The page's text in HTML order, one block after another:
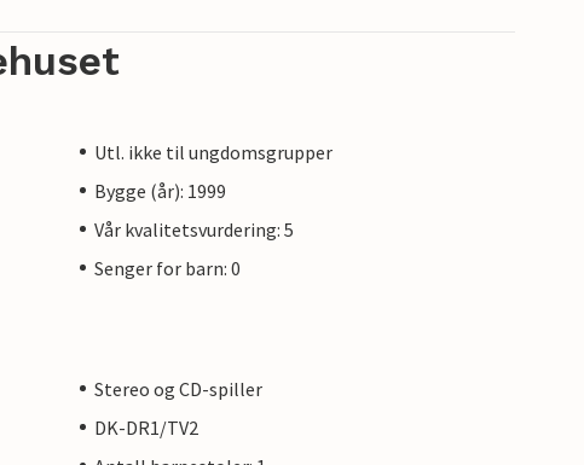
Utl. ikke til ungdomsgrupper
Bygge (år): 1999
Vår kvalitetsvurdering: 5
Senger for barn: 0
Stereo og CD-spiller
DK-DR1/TV2